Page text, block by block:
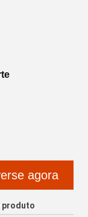
agora
produto